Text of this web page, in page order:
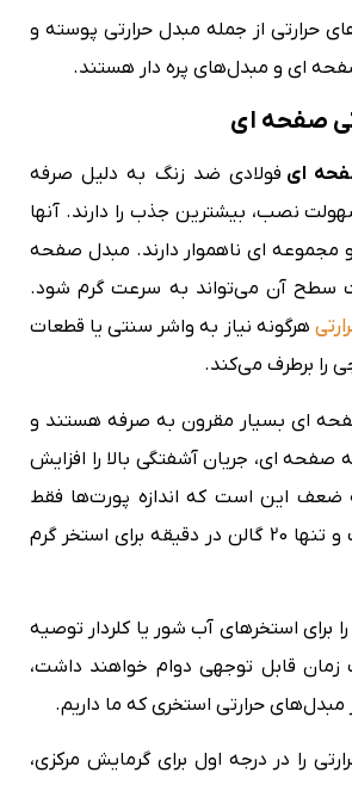
حرارتی از جمله مبدل حرارتی پوسته و
ای و مبدل‌های پره دار هستند.
صفحه ای
ای فولادی ضد زنگ به دلیل صرفه
نصب، بیشترین جذب را دارند. آنها
ای ناهموار دارند. مبدل صفحه
سطح آن می‌تواند به سرعت گرم شود.
هرگونه نیاز به واشر سنتی یا قطعات
را برطرف می‌کند.
ای بسیار مقرون به صرفه هستند و
صفحه ای، جریان آشفتگی بالا را افزایش
این است که اندازه پورت‌ها فقط
حدود یک اینچ است و تنها 20 گالن در دقیقه برای استخر گرم
برای استخرهای آب شور یا کلردار توصیه
زمان قابل توجهی دوام خواهند داشت،
مبدل‌های حرارتی استخری که ما داریم.
را در درجه اول برای گرمایش مرکزی،